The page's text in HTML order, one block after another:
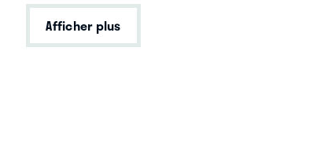
Afficher plus